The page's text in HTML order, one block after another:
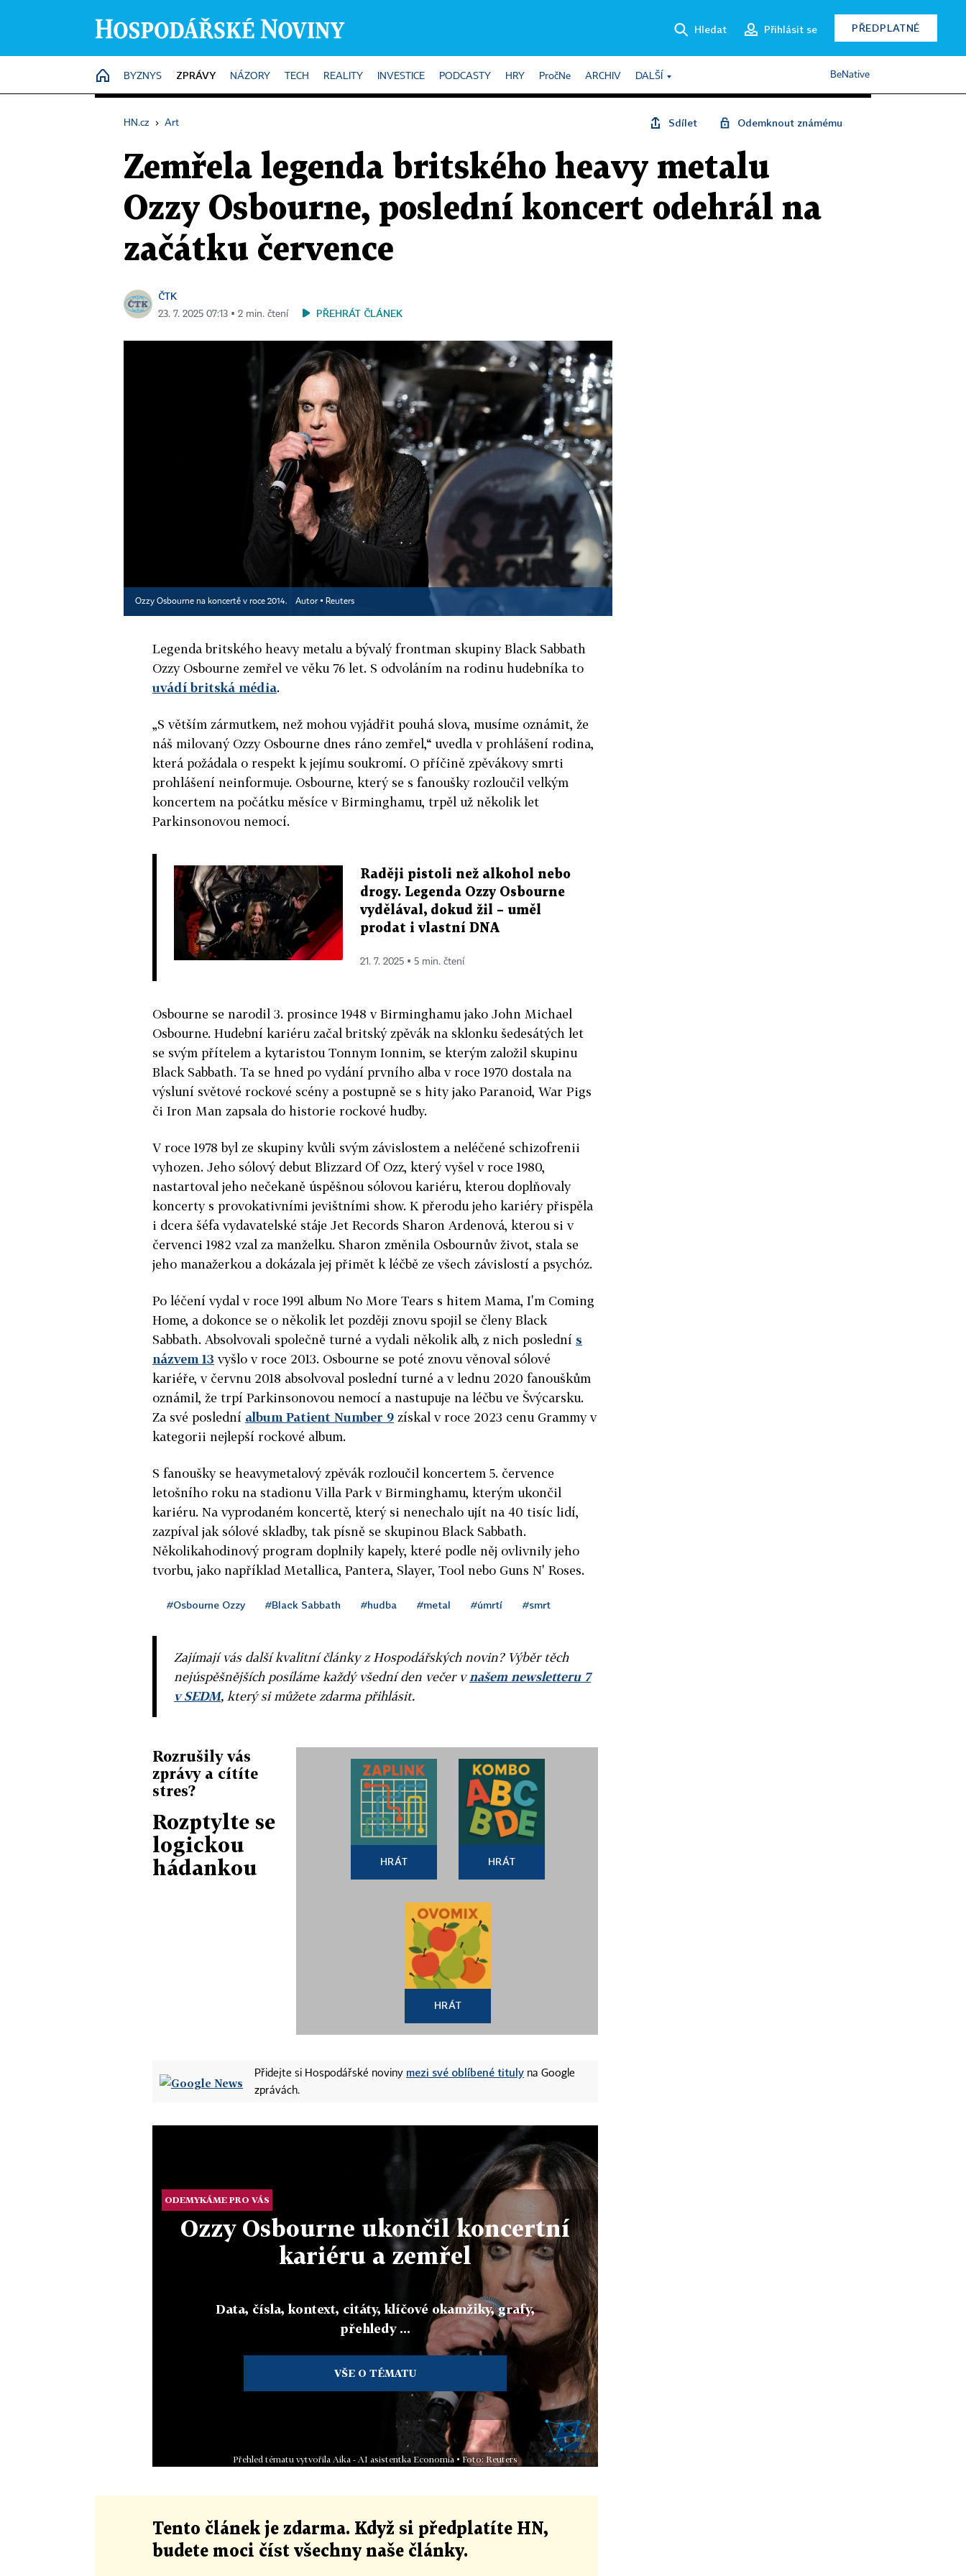
Hledat Přihlásit se PŘEDPLATNÉ
HOME
BYZNYS ZPRÁVY NÁZORY TECH REALITY INVESTICE PODCASTY HRY PročNe ARCHIV DALŠÍ BeNative
HN.cz › Art Sdílet Odemknout známému
Zemřela legenda britského heavy metalu
Ozzy Osbourne, poslední koncert odehrál na
začátku července
ČTK
23. 7. 2025 07:13 ▪ 2 min. čtení PŘEHRÁT ČLÁNEK
Ozzy Osbourne na koncertě v roce 2014. Autor ▪ Reuters
Legenda britského heavy metalu a bývalý frontman skupiny Black Sabbath
Ozzy Osbourne zemřel ve věku 76 let. S odvoláním na rodinu hudebníka to
uvádí britská média.
„S větším zármutkem, než mohou vyjádřit pouhá slova, musíme oznámit, že
náš milovaný Ozzy Osbourne dnes ráno zemřel,“ uvedla v prohlášení rodina,
která požádala o respekt k jejímu soukromí. O příčině zpěvákovy smrti
prohlášení neinformuje. Osbourne, který se s fanoušky rozloučil velkým
koncertem na počátku měsíce v Birminghamu, trpěl už několik let
Parkinsonovou nemocí.
Raději pistoli než alkohol nebo
drogy. Legenda Ozzy Osbourne
vydělával, dokud žil – uměl
prodat i vlastní DNA
21. 7. 2025 ▪ 5 min. čtení
Osbourne se narodil 3. prosince 1948 v Birminghamu jako John Michael
Osbourne. Hudební kariéru začal britský zpěvák na sklonku šedesátých let
se svým přítelem a kytaristou Tonnym Ionnim, se kterým založil skupinu
Black Sabbath. Ta se hned po vydání prvního alba v roce 1970 dostala na
výsluní světové rockové scény a postupně se s hity jako Paranoid, War Pigs
či Iron Man zapsala do historie rockové hudby.
V roce 1978 byl ze skupiny kvůli svým závislostem a neléčené schizofrenii
vyhozen. Jeho sólový debut Blizzard Of Ozz, který vyšel v roce 1980,
nastartoval jeho nečekaně úspěšnou sólovou kariéru, kterou doplňovaly
koncerty s provokativními jevištními show. K přerodu jeho kariéry přispěla
i dcera šéfa vydavatelské stáje Jet Records Sharon Ardenová, kterou si v
červenci 1982 vzal za manželku. Sharon změnila Osbournův život, stala se
jeho manažerkou a dokázala jej přimět k léčbě ze všech závislostí a psychóz.
Po léčení vydal v roce 1991 album No More Tears s hitem Mama, I'm Coming
Home, a dokonce se o několik let později znovu spojil se členy Black
Sabbath. Absolvovali společně turné a vydali několik alb, z nich poslední s
názvem 13 vyšlo v roce 2013. Osbourne se poté znovu věnoval sólové
kariéře, v červnu 2018 absolvoval poslední turné a v lednu 2020 fanouškům
oznámil, že trpí Parkinsonovou nemocí a nastupuje na léčbu ve Švýcarsku.
Za své poslední album Patient Number 9 získal v roce 2023 cenu Grammy v
kategorii nejlepší rockové album.
S fanoušky se heavymetalový zpěvák rozloučil koncertem 5. července
letošního roku na stadionu Villa Park v Birminghamu, kterým ukončil
kariéru. Na vyprodaném koncertě, který si nenechalo ujít na 40 tisíc lidí,
zazpíval jak sólové skladby, tak písně se skupinou Black Sabbath.
Několikahodinový program doplnily kapely, které podle něj ovlivnily jeho
tvorbu, jako například Metallica, Pantera, Slayer, Tool nebo Guns N' Roses.
#Osbourne Ozzy #Black Sabbath #hudba #metal #úmrtí #smrt
Zajímají vás další kvalitní články z Hospodářských novin? Výběr těch
nejúspěšnějších posíláme každý všední den večer vnašem newsletteru 7
v SEDM, který si můžete zdarma přihlásit.
Rozrušily vás
zprávy a cítíte
stres?
Rozptylte se
logickou
hádankou
HRÁT HRÁT
HRÁT
Přidejte si Hospodářské noviny mezi své oblíbené tituly na Google
zprávách.
ODEMYKÁME PRO VÁS
Ozzy Osbourne ukončil koncertní
kariéru a zemřel
Data, čísla, kontext, citáty, klíčové okamžiky, grafy,
přehledy ...
VŠE O TÉMATU
Přehled tématu vytvořila Aika - AI asistentka Economia • Foto: Reuters
Tento článek je zdarma. Když si předplatíte HN,
budete moci číst všechny naše články.